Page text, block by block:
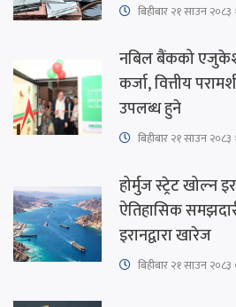
बिहीबार २१ साउन
नबिल बैंकको
कर्जा, वित्तीय
उपलब्ध हुने
बिहीबार २१ साउन
होर्मुज स्ट्रेट खोल्न
ऐतिहासिक
इरानद्वारा खारेज
बिहीबार २१ साउन